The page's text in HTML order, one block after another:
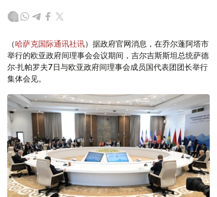
（哈萨克国际通讯社讯）据政府官网消息，在乔尔蓬阿塔市
举行的欧亚政府间理事会会议期间，吉尔吉斯斯坦总统萨德
尔·扎帕罗夫7日与欧亚政府间理事会成员国代表团团长举行
集体会见。